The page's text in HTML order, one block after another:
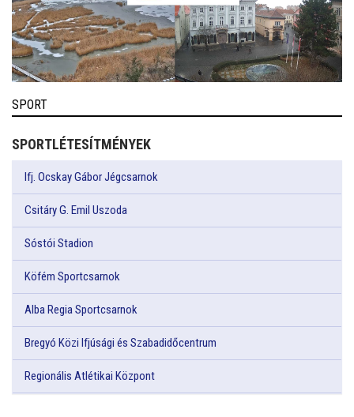
SPORT
SPORTLÉTESÍTMÉNYEK
Ifj. Ocskay Gábor Jégcsarnok
Csitáry G. Emil Uszoda
Sóstói Stadion
Köfém Sportcsarnok
Alba Regia Sportcsarnok
Bregyó Közi Ifjúsági és Szabadidőcentrum
Regionális Atlétikai Központ